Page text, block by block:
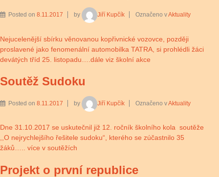
Posted on 8.11.2017 by Jiří Kupčík Označeno vAktuality
Nejucelenější sbírku věnovanou kopřivnické vozovce, později
proslavené jako fenomenální automobilka TATRA, si prohlédli žáci
devátých tříd 25. listopadu….dále viz školní akce
Soutěž Sudoku
Posted on 8.11.2017 by Jiří Kupčík Označeno vAktuality
Dne 31.10.2017 se uskutečnil již 12. ročník školního kola soutěže
,,O nejrychlejšího řešitele sudoku“, kterého se zúčastnilo 35
žáků….. více v soutěžích
Projekt o první republice